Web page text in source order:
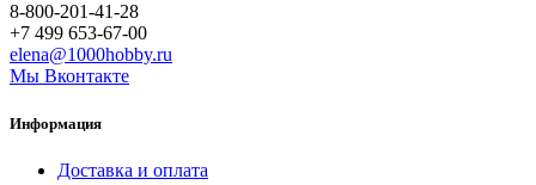
8-800-201-41-28
+7 499 653-67-00
elena@1000hobby.ru
Мы Вконтакте
Информация
Доставка и оплата